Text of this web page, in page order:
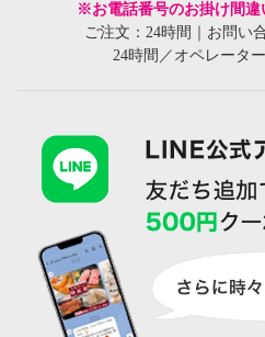
※お電話番号のお掛け間違
ご注文：24時間｜お問い
24時間／オペレータ